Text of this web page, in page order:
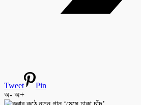
Tweet
Pin
অ- অ+